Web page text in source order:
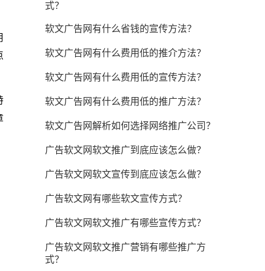
式？
软文广告网有什么省钱的宣传方法？
软文广告网有什么费用低的推介方法？
软文广告网有什么费用低的宣传方法？
软文广告网有什么费用低的推广方法？
软文广告网解析如何选择网络推广公司？
广告软文网软文推广到底应该怎么做？
广告软文网软文宣传到底应该怎么做？
广告软文网有哪些软文宣传方式？
广告软文网软文推广有哪些宣传方式？
广告软文网软文推广营销有哪些推广方
式？